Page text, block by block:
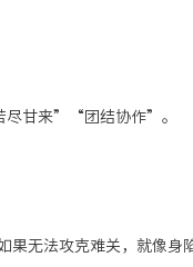
尽甘来”“团结协作”。
无法攻克难关，就像身